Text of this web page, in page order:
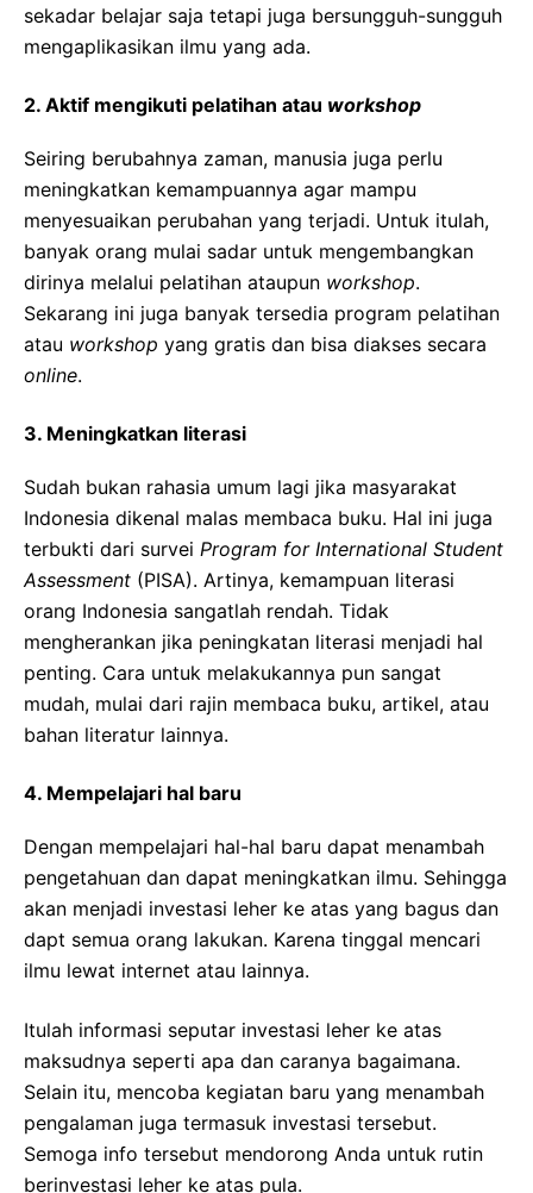
sekadar belajar saja tetapi juga bersungguh-sungguh
mengaplikasikan ilmu yang ada.
2. Aktif mengikuti pelatihan atau workshop
Seiring berubahnya zaman, manusia juga perlu
meningkatkan kemampuannya agar mampu
menyesuaikan perubahan yang terjadi. Untuk itulah,
banyak orang mulai sadar untuk mengembangkan
dirinya melalui pelatihan ataupun workshop.
Sekarang ini juga banyak tersedia program pelatihan
atau workshop yang gratis dan bisa diakses secara
online.
3. Meningkatkan literasi
Sudah bukan rahasia umum lagi jika masyarakat
Indonesia dikenal malas membaca buku. Hal ini juga
terbukti dari survei Program for International Student
Assessment (PISA). Artinya, kemampuan literasi
orang Indonesia sangatlah rendah. Tidak
mengherankan jika peningkatan literasi menjadi hal
penting. Cara untuk melakukannya pun sangat
mudah, mulai dari rajin membaca buku, artikel, atau
bahan literatur lainnya.
4. Mempelajari hal baru
Dengan mempelajari hal-hal baru dapat menambah
pengetahuan dan dapat meningkatkan ilmu. Sehingga
akan menjadi investasi leher ke atas yang bagus dan
dapt semua orang lakukan. Karena tinggal mencari
ilmu lewat internet atau lainnya.
Itulah informasi seputar investasi leher ke atas
maksudnya seperti apa dan caranya bagaimana.
Selain itu, mencoba kegiatan baru yang menambah
pengalaman juga termasuk investasi tersebut.
Semoga info tersebut mendorong Anda untuk rutin
berinvestasi leher ke atas pula.